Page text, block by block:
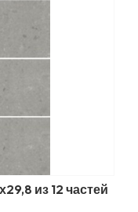
из 12 частей